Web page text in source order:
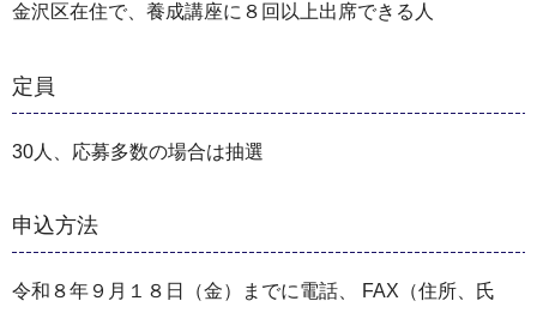
金沢区在住で、養成講座に８回以上出席できる人
定員
30人、応募多数の場合は抽選
申込方法
令和８年９月１８日（金）までに電話、 FAX（住所、氏